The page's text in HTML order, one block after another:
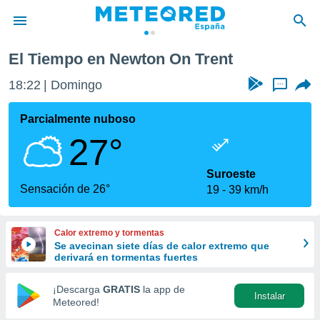
de
por
se
calidad.
a este
las
y
forma
digital
basada
El Tiempo en Newton On Trent
18:22 Domingo ...
Parcialmente nuboso
27°
Sensación de 26°
Suroeste
19
39 km/h
Calor extremo y tormentas
Se avecinan siete días de calor extremo que
derivará en tormentas fuertes
¡Descarga GRATIS la app de
Meteored!
Instalar